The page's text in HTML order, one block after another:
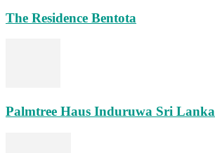
The Residence Bentota
Palmtree Haus Induruwa Sri Lanka